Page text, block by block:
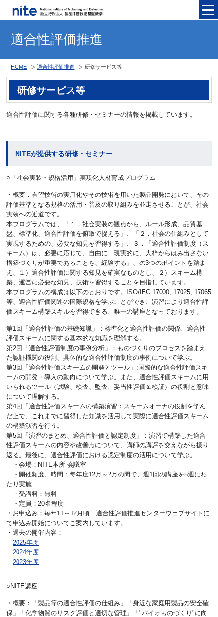
適合性評価推進
HOME 適合性評価推進 研修サービス等
研修サービス等
適合性評価に関する各種研修・セミナーの情報を掲載しています。
NITEが提供する研修・セミナー
○「社会実装・規格活用」実現化人材育成プログラム
・概要：有望技術の実用化やその技術を用いた製品開発において、その
評価基準となる規格の活用・普及の取り組みを並走させることが、社会
実装への近道です。
本プログラムでは、「１．社会実装の観点から、ルール形成、品質基
盤、標準化、適合性評価を俯瞰で捉える」、「２．社会の仕組みとして
実現するための、必要な知見を習得する」、３．「適合性評価制度（ス
キーム）は、必要に応じて、自由に、現実的に、大枠からはみ出さない
構築づくりが重要であることを、経験する」、の3つのポイントを踏ま
え、１）適合性評価に関する知見を確実なものとし、２）スキーム構
築、運営に必要な知見、技術を習得することを目指しています。
本プログラムの構成は以下のとおりです。ISO/IEC 17000, 17025, 17065
等、適合性評価関連の国際規格を学ぶことができ、演習により適合性評
価スキーム構築スキルを習得できる、唯一の講座となっております。
第1回「適合性評価の基礎知識」：標準化と適合性評価の関係、適合性
評価スキームに関する基本的な知識を理解する。
第2回「適合性評価制度の事例分析」：ものづくりのプロセスを踏まえ
た認証機関の役割、具体的な適合性評価制度の事例について学ぶ。
第3回「適合性評価スキームの開発とツール」:国際的な適合性評価スキ
ームの開発・導入の動向について学ぶ。また、適合性評価スキームに用
いられるツール（試験、検査、監査、妥当性評価＆検証）の役割と意味
について理解する。
第4回「適合性評価スキームの構築演習：スキームオーナの役割を学ん
だ上で、これまでに習得した知識を活用して実際に適合性評価スキーム
の構築演習を行う。
第5回「演習のまとめ、適合性評価と認定制度」：演習で構築した適合
性評価スキームの内容や改善点について、講師の講評を交えながら振り
返る。最後に、適合性評価における認定制度の活用について学ぶ。
・会場：NITE本所 会議室
・開催頻度、時間：毎年度12月～2月の間で、週1回の講座を5週にわ
たり実施
・受講料：無料
・定員：20名程度
・お申込み：毎年11～12月頃、適合性評価推進センターウェブサイトに
て申込み開始についてご案内しています。
・過去の開催内容：
2025年度
2024年度
2023年度
○NITE講座
・概要：「製品等の適合性評価の仕組み」「身近な家庭用製品の安全確
保」「化学物質のリスク評価と適切な管理」「"バイオものづくり"に向